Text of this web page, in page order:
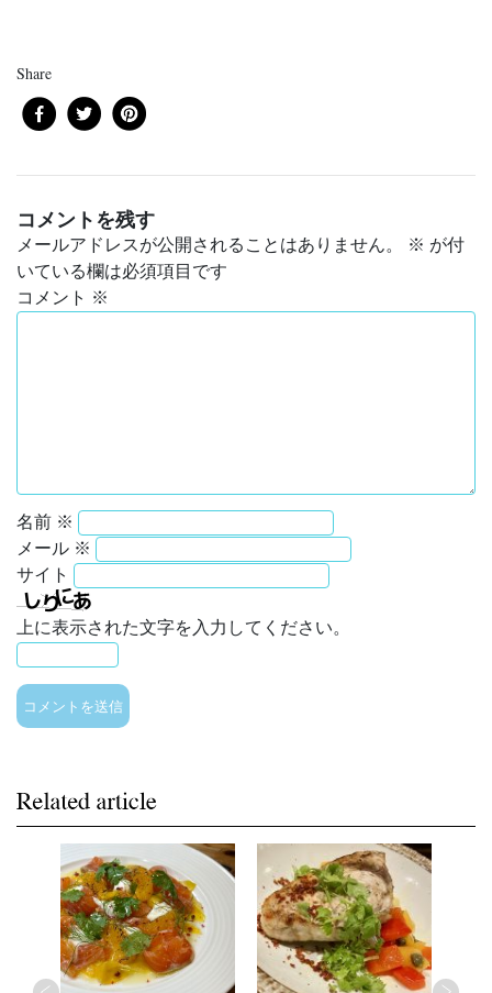
Share
コメントを残す
メールアドレスが公開されることはありません。 ※ が付
いている欄は必須項目です
コメント ※
名前 ※
メール ※
サイト
上に表示された文字を入力してください。